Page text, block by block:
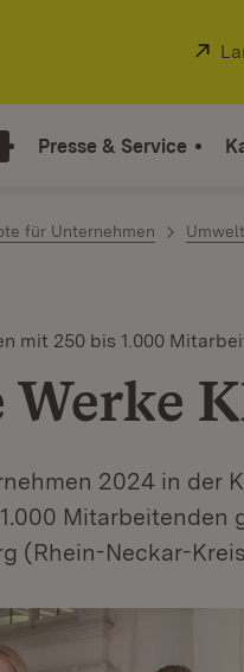
Presse & Service
für Unternehmen
mit 250 bis 1.000
Werke
2024 in der
Mitarbeitenden
(Rhein-Neckar-